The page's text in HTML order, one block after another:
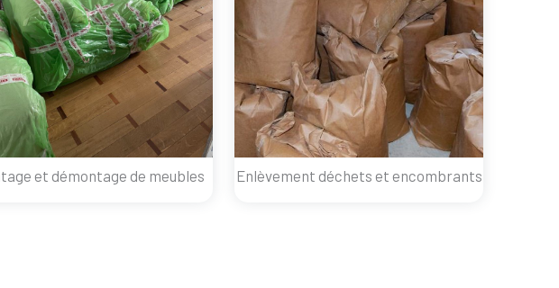
et démontage de meubles Enlèvement déchets et encombrants